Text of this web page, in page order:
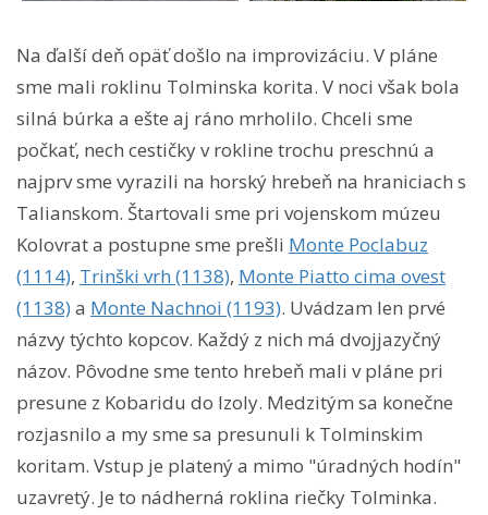
Na ďalší deň opäť došlo na improvizáciu. V pláne
sme mali roklinu Tolminska korita. V noci však bola
silná búrka a ešte aj ráno mrholilo. Chceli sme
počkať, nech cestičky v rokline trochu preschnú a
najprv sme vyrazili na horský hrebeň na hraniciach s
Talianskom. Štartovali sme pri vojenskom múzeu
Kolovrat a postupne sme prešli Monte Poclabuz
(1114), Trinški vrh (1138), Monte Piatto cima ovest
(1138) a Monte Nachnoi (1193). Uvádzam len prvé
názvy týchto kopcov. Každý z nich má dvojjazyčný
názov. Pôvodne sme tento hrebeň mali v pláne pri
presune z Kobaridu do Izoly. Medzitým sa konečne
rozjasnilo a my sme sa presunuli k Tolminskim
koritam. Vstup je platený a mimo "úradných hodín"
uzavretý. Je to nádherná roklina riečky Tolminka.